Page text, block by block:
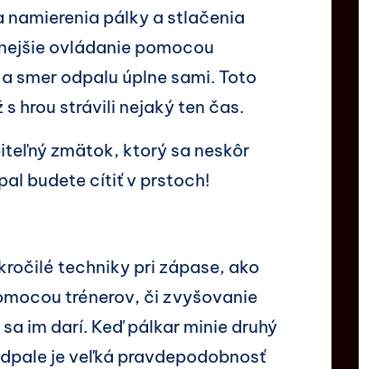
namierenia pálky a stlačenia
ovládanie pomocou
smer odpalu úplne sami. Toto
hrou strávili nejaký ten čas.
zmätok, ktorý sa neskôr
budete cítiť v prstoch!
techniky pri zápase, ako
trénerov, či zvyšovanie
im darí. Keď pálkar minie druhý
je veľká pravdepodobnosť